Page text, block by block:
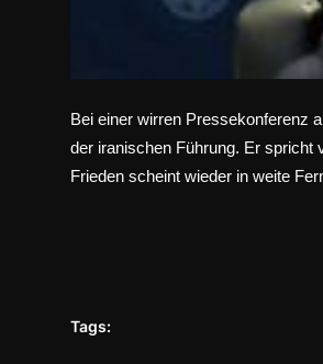
Bei einer wirren Pressekonferenz
der iranischen Führung. Er spricht
Frieden scheint wieder in weite
Tags: